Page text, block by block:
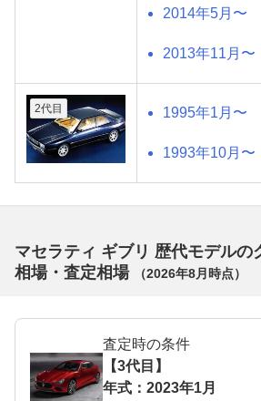
2014年5月〜
2013年11月〜
2代目 1995年1月〜
1993年10月〜
マセラティ ギブリ 歴代モデルの
相場・査定相場
（2026年8月 時点）
査定時の条件
【3代目】
年式：2023年1月